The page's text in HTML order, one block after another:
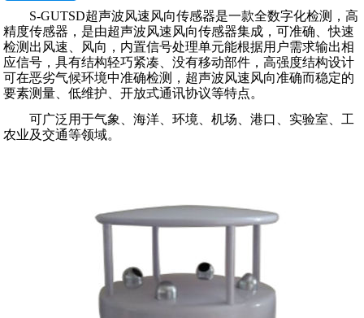
S-GUTSD超声波风速风向传感器是一款全数字化检测，高
精度传感器，是由超声波风速风向传感器集成，可准确、快速
检测出风速、风向，内置信号处理单元能根据用户需求输出相
应信号，具有结构轻巧紧凑、没有移动部件，高强度结构设计
可在恶劣气候环境中准确检测，超声波风速风向准确而稳定的
要素测量、低维护、开放式通讯协议等特点。
可广泛用于气象、海洋、环境、机场、港口、实验室、工
农业及交通等领域。